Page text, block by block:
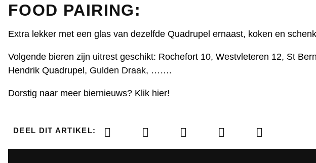
FOOD PAIRING:
Extra lekker met een glas van dezelfde Quadrupel ernaast, koken en
Volgende bieren zijn uitrest geschikt: Rochefort 10, Westvleteren 12, St
Hendrik Quadrupel, Gulden Draak, …….
Dorstig naar meer biernieuws? Klik hier!
DEEL DIT ARTIKEL: